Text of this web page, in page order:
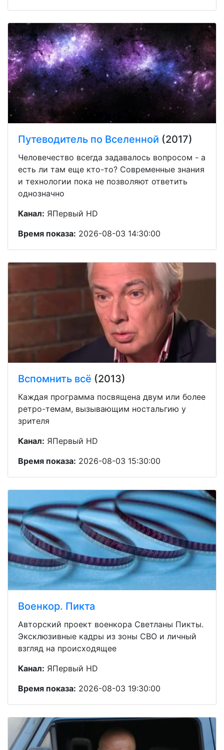
Путеводитель по Вселенной (2017)
Человечество всегда задавалось вопросом - а
есть ли там еще кто-то? Современные знания
и технологии пока не позволяют ответить
однозначно
Канал: ЯПервый HD
Время показа: 2026-08-03 14:30:00
Вспомнить всё (2013)
Каждая программа посвящена двум или более
ретро-темам, вызывающим ностальгию у
зрителя
Канал: ЯПервый HD
Время показа: 2026-08-03 15:30:00
Военкор. Пикта
Авторский проект военкора Светланы Пикты.
Эксклюзивные кадры из зоны СВО и личный
взгляд на происходящее
Канал: ЯПервый HD
Время показа: 2026-08-03 19:30:00